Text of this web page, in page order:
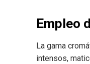
Empleo
La gama
intensos,